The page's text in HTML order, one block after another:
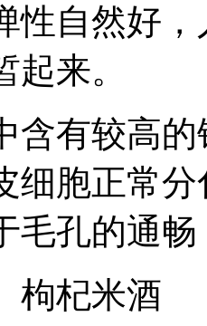
性自然好
来。
有较高的
细胞正常
毛孔的通
杞米酒